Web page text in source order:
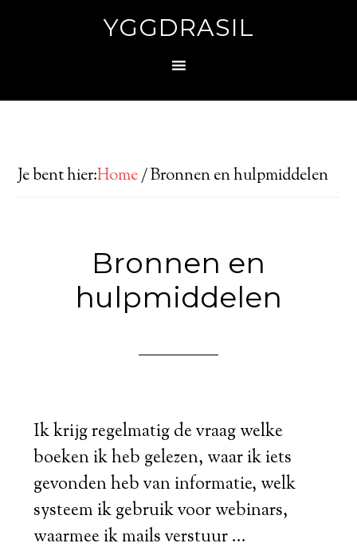
YGGDRASIL
Je bent hier:Home/Bronnen en hulpmiddelen
Bronnen en
hulpmiddelen
Ik krijg regelmatig de vraag welke
boeken ik heb gelezen, waar ik iets
gevonden heb van informatie, welk
systeem ik gebruik voor webinars,
waarmee ik mails verstuur ...